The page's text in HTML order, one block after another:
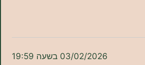
03/02/2026 בשעה 19:59